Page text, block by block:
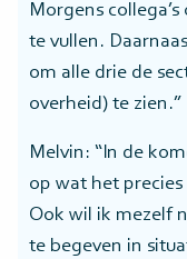
Morgens
te vullen.
om alle drie de
overheid) te zien.”
Melvin: “In de
op wat het
Ook wil ik mezelf
te begeven in